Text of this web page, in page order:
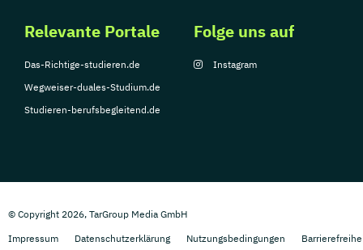
Relevante Portale
Das-Richtige-studieren.de
Wegweiser-duales-Studium.de
Studieren-berufsbegleitend.de
Folge uns auf
Instagram
© Copyright 2026, TarGroup Media GmbH
Impressum
Datenschutzerklärung Nutzungsbedingungen